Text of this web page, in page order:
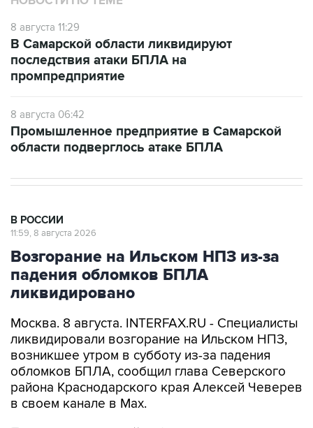
последствия атаки БПЛА на
промпредприятие
8 августа 06:42
области подверглось атаке БПЛА
Возгорание на Ильском НПЗ из-за
падения обломков БПЛА
ликвидировано
Москва. 8 августа. INTERFAX.RU - Специалисты
возникшее утром в субботу из-за падения
обломков БПЛА, сообщил глава Северского
района Краснодарского края Алексей Чеверев
в своем канале в Max.
По предварительной информации, пострадали